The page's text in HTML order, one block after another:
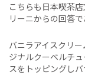
こちらも日本喫茶
リーニからの回答で
バニラアイスクリ
ジナルクーベルチ
スをトッピングし